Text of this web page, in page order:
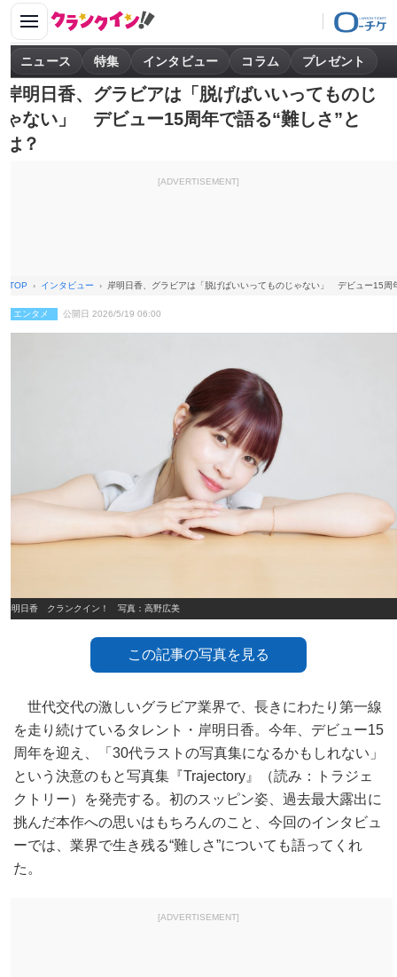
ニュース 特集 インタビュー コラム プレゼント
岸明日香、グラビアは「脱げばいいってものじ
ゃない」 デビュー15周年で語る“難しさ”と
は？
[ADVERTISEMENT]
TOP インタビュー 岸明日香、グラビアは「脱げばいいってものじゃない」 デビュー15周
エンタメ 公開日 2026/5/19 06:00
岸明日香 クランクイン！ 写真：高野広美
この記事の写真を見る
世代交代の激しいグラビア業界で、長きにわたり第一線
を走り続けているタレント・岸明日香。今年、デビュー15
周年を迎え、「30代ラストの写真集になるかもしれない」
という決意のもと写真集『Trajectory』（読み：トラジェ
クトリー）を発売する。初のスッピン姿、過去最大露出に
挑んだ本作への思いはもちろんのこと、今回のインタビュ
ーでは、業界で生き残る“難しさ”についても語ってくれ
た。
[ADVERTISEMENT]